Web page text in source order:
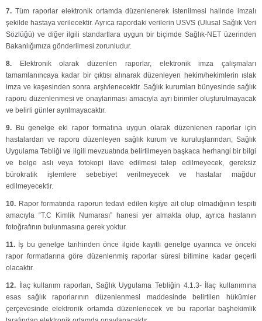
7. Tüm raporlar elektronik ortamda düzenlenerek istenilmesi halinde imzalı
şekilde hastaya verilecektir. Ayrıca rapordaki verilerin USVS (Ulusal Sağlık Veri
Sözlüğü) ve diğer ilgili standartlara uygun bir biçimde Sağlık-NET üzerinden
Bakanlığımıza gönderilmesi zorunludur.
8. Elektronik olarak düzenlen raporlar, elektronik imza çalışmaları
tamamlanıncaya kadar bir çıktısı alınarak düzenleyen hekim/hekimlerin ıslak
imza ve kaşesinden sonra arşivlenecektir. Sağlık kurumları bünyesinde sağlık
raporu düzenlenmesi ve onaylanması amacıyla ayrı birimler oluşturulmayacak
ve belirli günler ayrılmayacaktır.
9. Bu genelge eki rapor formatına uygun olarak düzenlenen raporlar için
hastalardan ve raporu düzenleyen sağlık kurum ve kuruluşlarından, Sağlık
Uygulama Tebliği ve ilgili mevzuatında belirtilmeyen başkaca herhangi bir bilgi
ve belge aslı veya fotokopi ilave edilmesi talep edilmeyecek, gereksiz
bürokratik işlemlere sebebiyet verilmeyecek ve hastalar mağdur
edilmeyecektir.
10. Rapor formatında raporun tedavi edilen kişiye ait olup olmadığının tespiti
amacıyla “T.C Kimlik Numarası” hanesi yer almakta olup, ayrıca hastanın
fotoğrafının bulunmasına gerek yoktur.
11. İş bu genelge tarihinden önce ilgide kayıtlı genelge uyarınca ve önceki
rapor formatlarına göre düzenlenmiş raporlar süresi bitimine kadar geçerli
olacaktır.
12. İlaç kullanım raporları, Sağlık Uygulama Tebliğin 4.1.3- İlaç kullanımına
esas sağlık raporlarının düzenlenmesi maddesinde belirtilen hükümler
çerçevesinde elektronik ortamda düzenlenecek ve bu raporlar başhekimlik